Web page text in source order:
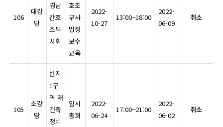
106
대강
당
경남
간호
조무
사회
호조
무사
법정
보수
교육
2022-
10-27
13:00~18:00
2022-
06-09
취소
105
소강
당
반지
1구
역 재
건축
정비
임시
총회
2022-
06-24
17:00~21:00
2022-
06-02
취소